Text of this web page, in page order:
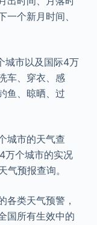
个新月时间、
城市以及国际4万
车、穿衣、感
鱼、晾晒、过
城市的天气查
万个城市的实况
气预报查询。
各类天气预警，
国所有生效中的